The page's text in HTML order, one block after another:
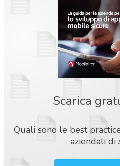
Scarica
Quali sono le best
aziendali di